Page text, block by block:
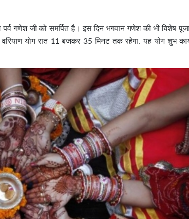
गणेश जी को समर्पित है। इस दिन भगवान गणेश की भी विशेष
योग रात 11 बजकर 35 मिनट तक रहेगा. यह योग शुभ